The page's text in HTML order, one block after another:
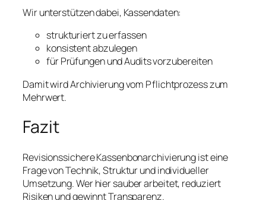
Wir unterstützen dabei, Kassendaten:
strukturiert zu erfassen
konsistent abzulegen
für Prüfungen und Audits vorzubereiten
Damit wird Archivierung vom Pflichtprozess zum
Mehrwert.
Fazit
Revisionssichere Kassenbonarchivierung ist eine
Frage von Technik, Struktur und individueller
Umsetzung. Wer hier sauber arbeitet, reduziert
Risiken und gewinnt Transparenz.